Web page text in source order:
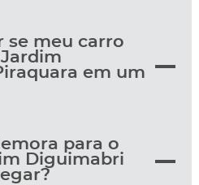
se meu carro
em um
para o
Diguimabri